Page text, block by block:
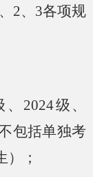
2、3各项规
、2024级 、
包括单独考
；